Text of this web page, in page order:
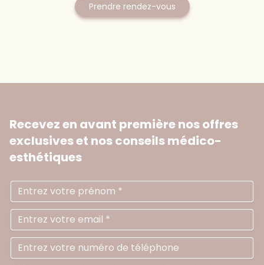
Prendre rendez-vous
Recevez en avant première nos offres
exclusiveset nos conseils médico-
esthétiques
Prénom